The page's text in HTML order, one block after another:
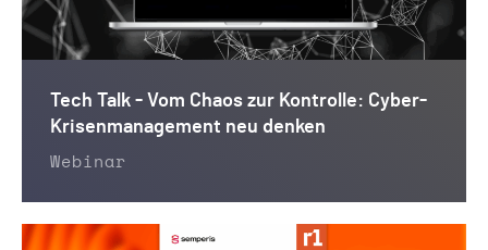
Tech Talk - Vom Chaos zur Kontrolle: Cyber-
Krisenmanagement neu denken
Webinar